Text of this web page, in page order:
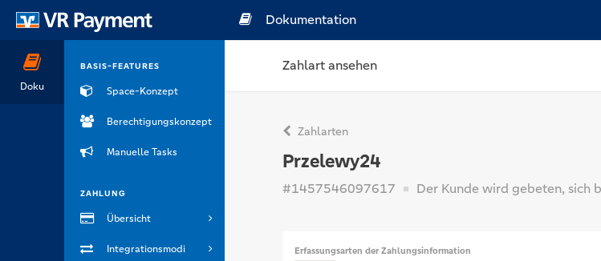
Doku
BASIS-FEATURES
Space-Konzept
Berechtigungskonzept
Manuelle Tasks
ZAHLUNG
Übersicht
Integrationsmodi
Dokumentation
Zahlart ansehen
Zahlarten
Przelewy24
#1457546097617 Der Kunde wird gebeten, sich
Erfassungsarten der Zahlungsinformation